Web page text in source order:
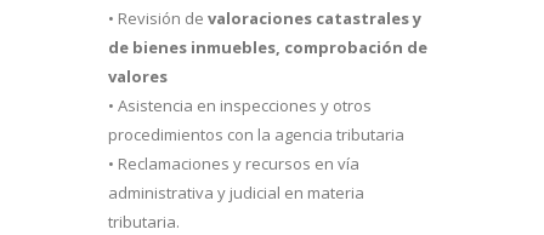
• Revisión de valoraciones catastrales y
de bienes inmuebles, comprobación de
valores
• Asistencia en inspecciones y otros
procedimientos con la agencia tributaria
• Reclamaciones y recursos en vía
administrativa y judicial en materia
tributaria.